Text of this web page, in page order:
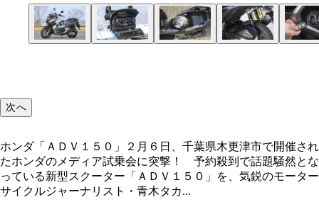
次へ
ホンダ「ＡＤＶ１５０」２月６日、千葉県木更津市で開催され
たホンダのメディア試乗会に突撃！ 予約殺到で話題騒然とな
っている新型スクーター「ＡＤＶ１５０」を、気鋭のモーター
サイクルジャーナリスト・青木タカ...